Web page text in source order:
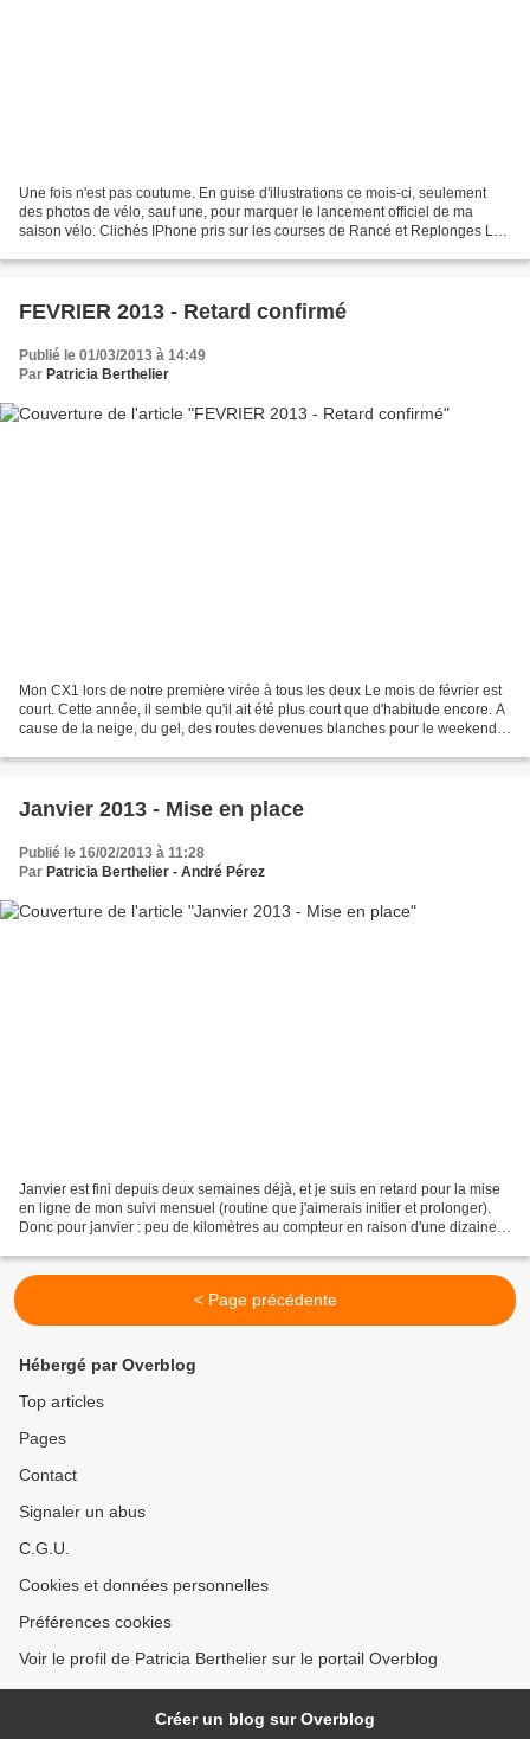
Une fois n'est pas coutume. En guise d'illustrations ce mois-ci, seulement
des photos de vélo, sauf une, pour marquer le lancement officiel de ma
saison vélo. Clichés IPhone pris sur les courses de Rancé et Replonges Le
FEVRIER 2013 - Retard confirmé
Publié le 01/03/2013 à 14:49
Par Patricia Berthelier
Mon CX1 lors de notre première virée à tous les deux Le mois de février est
court. Cette année, il semble qu'il ait été plus court que d'habitude encore. A
cause de la neige, du gel, des routes devenues blanches pour le weekend,
Janvier 2013 - Mise en place
Publié le 16/02/2013 à 11:28
Par Patricia Berthelier - André Pérez
Janvier est fini depuis deux semaines déjà, et je suis en retard pour la mise
en ligne de mon suivi mensuel (routine que j'aimerais initier et prolonger).
Donc pour janvier : peu de kilomètres au compteur en raison d'une dizaine
< Page précédente
Hébergé par Overblog
Top articles
Pages
Contact
Signaler un abus
C.G.U.
Cookies et données personnelles
Préférences cookies
Voir le profil de Patricia Berthelier sur le portail Overblog
Créer un blog sur Overblog